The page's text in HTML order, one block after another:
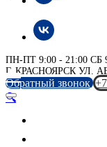
ПН-ПТ 9:00 - 21:00 СБ
Г. КРАСНОЯРСК УЛ.
Обратный звонок
🔍